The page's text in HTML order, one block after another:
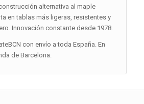
alternativa al maple
en tablas más ligeras, resistentes y
Innovación constante desde 1978.
con envío a toda España. En
de Barcelona.